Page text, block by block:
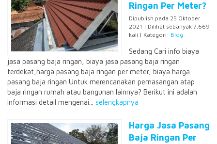
Ringan Per Meter?
Dipublish pada 25 Oktober
2021 | Dilihat sebanyak 7.669
kali | Kategori: Blog
Sedang Cari info biaya
jasa pasang baja ringan, biaya jasa pasang baja ringan
terdekat,harga pasang baja ringan per meter, biaya harga
pasang baja ringan Untuk merencanakan pemasangan atap
baja ringan rumah atau bangunan lainnya? Berikut ini adalah
informasi detail mengenai... selengkapnya
Harga Jasa Pasang
Baja Ringan Per